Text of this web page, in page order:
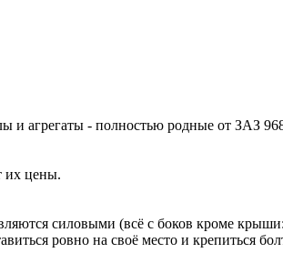
и агрегаты - полностью родные от ЗАЗ
их цены.
силовыми (всё с боков кроме
ровно на своё место и крепиться